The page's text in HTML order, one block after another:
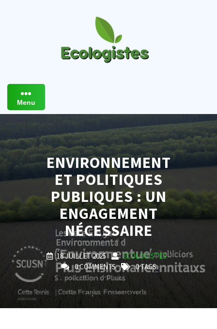
Menu
ENVIRONNEMENT
ET POLITIQUES
PUBLIQUES : UN
ENGAGEMENT
NÉCESSAIRE
18 JUILLET 2025
ECOLOGISTES
0 COMMENTS
0 TAGS